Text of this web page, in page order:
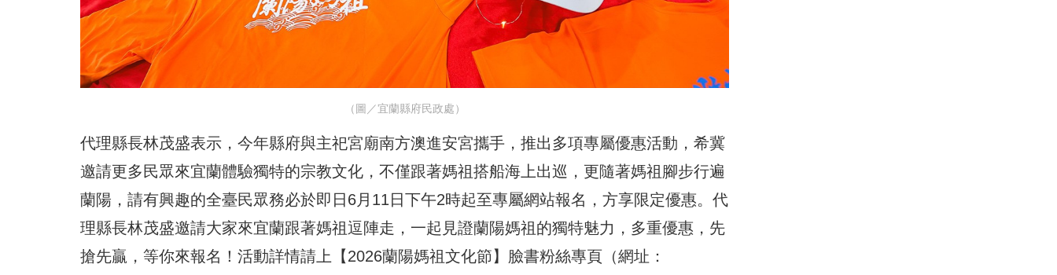
（圖／宜蘭縣府民政處）
代理縣長林茂盛表示，今年縣府與主祀宮廟南方澳進安宮攜手，推出多項專屬優惠活動，希冀
邀請更多民眾來宜蘭體驗獨特的宗教文化，不僅跟著媽祖搭船海上出巡，更隨著媽祖腳步行遍
蘭陽，請有興趣的全臺民眾務必於即日6月11日下午2時起至專屬網站報名，方享限定優惠。代
理縣長林茂盛邀請大家來宜蘭跟著媽祖逗陣走，一起見證蘭陽媽祖的獨特魅力，多重優惠，先
搶先贏，等你來報名！活動詳情請上【2026蘭陽媽祖文化節】臉書粉絲專頁（網址：